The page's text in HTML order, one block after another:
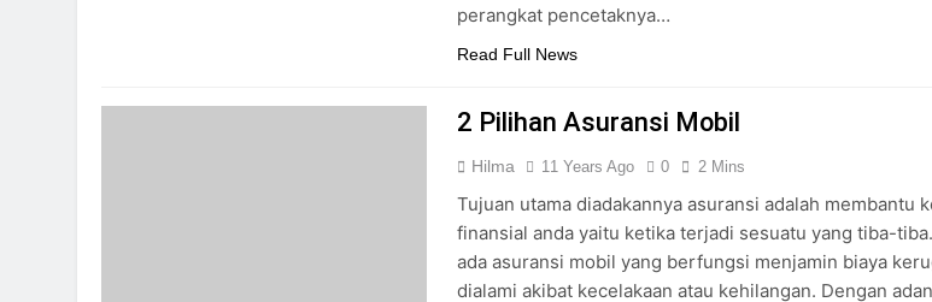
perangkat pencetaknya…
Read Full News
2 Pilihan Asuransi Mobil
Hilma 11 Years Ago 0 2 Mins
Tujuan utama diadakannya asuransi adalah membantu
finansial anda yaitu ketika terjadi sesuatu yang tiba-
ada asuransi mobil yang berfungsi menjamin biaya
dialami akibat kecelakaan atau kehilangan. Dengan